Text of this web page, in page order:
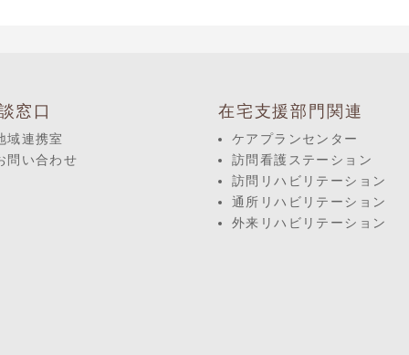
窓口
域連携室
問い合わせ
在宅支援部門関連
ケアプランセンター
訪問看護ステーション
訪問リハビリテーション
通所リハビリテーション
外来リハビリテーション